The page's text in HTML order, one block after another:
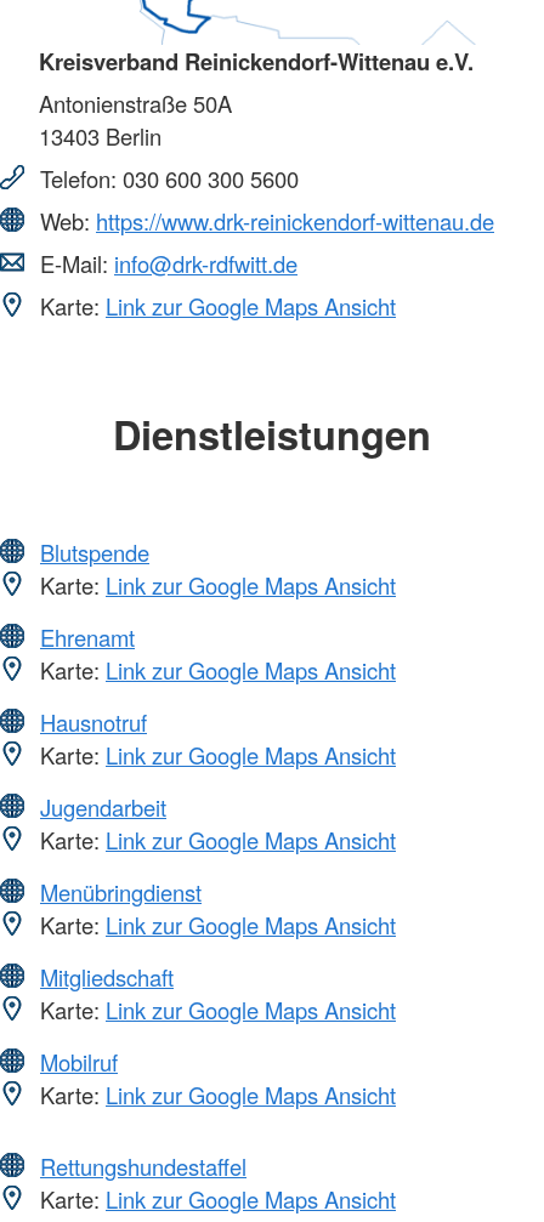
Kreisverband Reinickendorf-Wittenau e.V.
Antonienstraße 50A
13403 Berlin
Telefon: 030 600 300 5600
Web: https://www.drk-reinickendorf-wittenau.de
E-Mail: info@drk-rdfwitt.de
Karte: Link zur Google Maps Ansicht
Dienstleistungen
Blutspende
Karte: Link zur Google Maps Ansicht
Ehrenamt
Karte: Link zur Google Maps Ansicht
Hausnotruf
Karte: Link zur Google Maps Ansicht
Jugendarbeit
Karte: Link zur Google Maps Ansicht
Menübringdienst
Karte: Link zur Google Maps Ansicht
Mitgliedschaft
Karte: Link zur Google Maps Ansicht
Mobilruf
Karte: Link zur Google Maps Ansicht
Rettungshundestaffel
Karte: Link zur Google Maps Ansicht